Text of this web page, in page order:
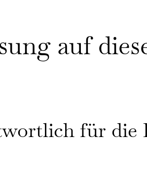
auf
für die